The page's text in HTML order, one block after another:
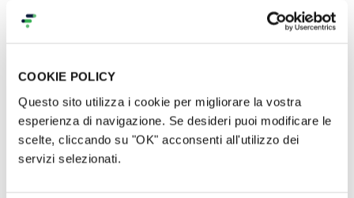
COOKIE POLICY
Questo sito utilizza i cookie per migliorare la vostra
esperienza di navigazione. Se desideri puoi modificare le
scelte, cliccando su "OK" acconsenti all'utilizzo dei
servizi selezionati.
manager che ogni giorno mettono le proprie
competenze al servizio di organizzazioni del Terzo
75% delle fundraiser, perchè ci occupiamo in modo
sempre più importante di comunicazione
e filantropia...eppure, come sempre, la nostra voce